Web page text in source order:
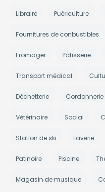
Libraire Puériculture
Fournitures de conbustibles
Fromager Pâtisserie
Transport médical
Déchetterie Cordonnerie
Vétérinaire Social
Station de ski Laverie
Patinoire Piscine
Magasin de musique